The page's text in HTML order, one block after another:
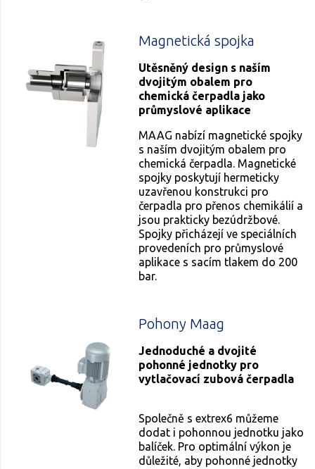
Magnetická spojka
Utěsněný design s naším
dvojitým obalem pro
chemická čerpadla jako
průmyslové aplikace
MAAG nabízí magnetické spojky
s naším dvojitým obalem pro
chemická čerpadla. Magnetické
spojky poskytují hermeticky
uzavřenou konstrukci pro
čerpadla pro přenos chemikálií a
jsou prakticky bezúdržbové.
Spojky přicházejí ve speciálních
provedeních pro průmyslové
aplikace s sacím tlakem do 200
bar.
Pohony Maag
Jednoduché a dvojité
pohonné jednotky pro
vytlačovací zubová čerpadla
Společně s extrex6 můžeme
dodat i pohonnou jednotku jako
balíček. Pro optimální výkon je
důležité, aby pohonné jednotky